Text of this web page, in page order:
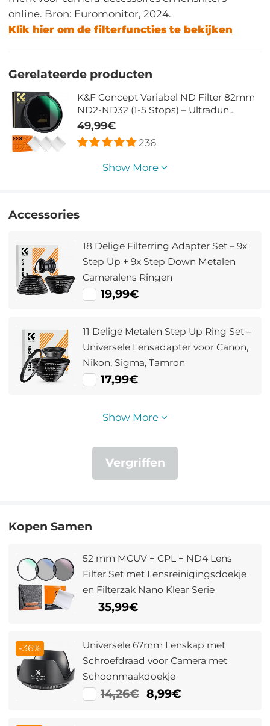
online. Bron: Euromonitor, 2024.
Klik hier om de filterfuncties te bekijken
Gerelateerde producten
K&F Concept Variabel ND Filter 82mm
ND2-ND32 (1-5 Stops) – Ultradun
Weerbestendig – Nano Xcel
49,99€
236
Show More
Accessories
18 Delige Filterring Adapter Set – 9x
Step Up + 9x Step Down Metalen
Cameralens Ringen
19,99€
11 Delige Metalen Step Up Ring Set –
Universele Lensadapter voor Canon,
Nikon, Sigma, Tamron
17,99€
Show More
Vergriffen
Kopen Samen
52 mm MCUV + CPL + ND4 Lens
Filter Set met Lensreinigingsdoekje
en Filterzak Nano Klear Serie
35,99€
-36%
Universele 67mm Lenskap met
Schroefdraad voor Camera met
Schoonmaakdoekje
14,26€ 8,99€